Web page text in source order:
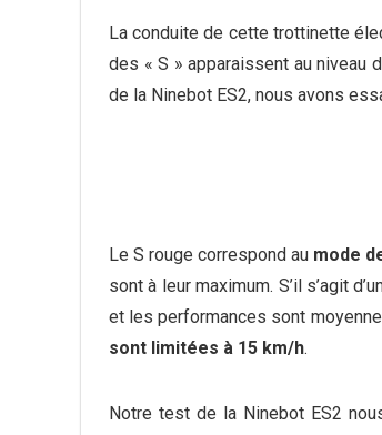
La conduite de cette trottinette
des « S » apparaissent au niveau
de la Ninebot ES2, nous avons
Le S rouge correspond au mode
sont à leur maximum. S’il s’agit
et les performances sont
sont limitées à 15 km/h.
Notre test de la Ninebot ES2